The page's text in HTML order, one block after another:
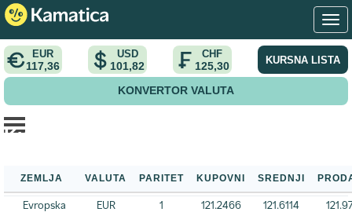
EUR
117,36
USD
101,82
CHF
125,30 KURSNA LISTA
KONVERTOR VALUTA
Početna > Kursna lista > Kursna lista NBS
Kursna lista NBS
ZEMLJA VALUTA PARITET KUPOVNI SREDNJI
Evropska
EUR 1 121.2466 121.6114